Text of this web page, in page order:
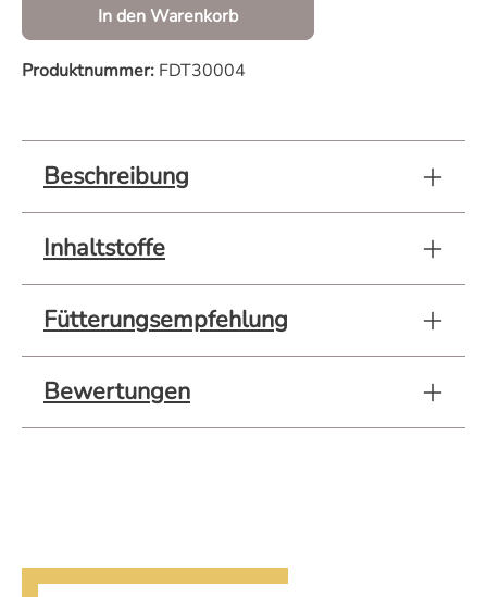
In den Warenkorb
Produktnummer: FDT30004
Beschreibung
Inhaltstoffe
Fütterungsempfehlung
Bewertungen